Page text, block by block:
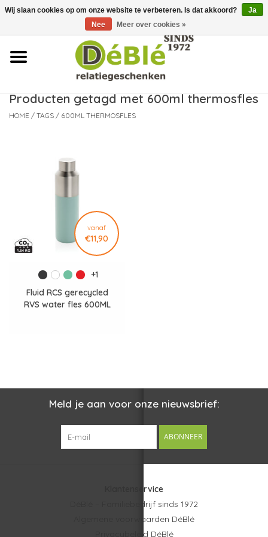
Over ons
Contact
Nieuws
Producten getagd met 600ml thermosfles
HOME / TAGS / 600ML THERMOSFLES
vanaf
€11,90
+1
Fluid RCS gerecycled
RVS water fles 600ML
Meld je aan voor onze nieuwsbrief:
ABONNEER
Klantenservice
DéBlé – Familiebedrijf sinds 1972
Algemene voorwaarden DéBlé
Privacybeleid DéBlé
Wij slaan cookies op om onze website te verbeteren. Is dat akkoord?
Ja
Nee
Meer over cookies »